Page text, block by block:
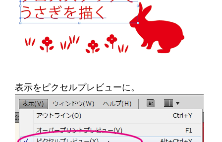
表示をピクセルプレビューに。